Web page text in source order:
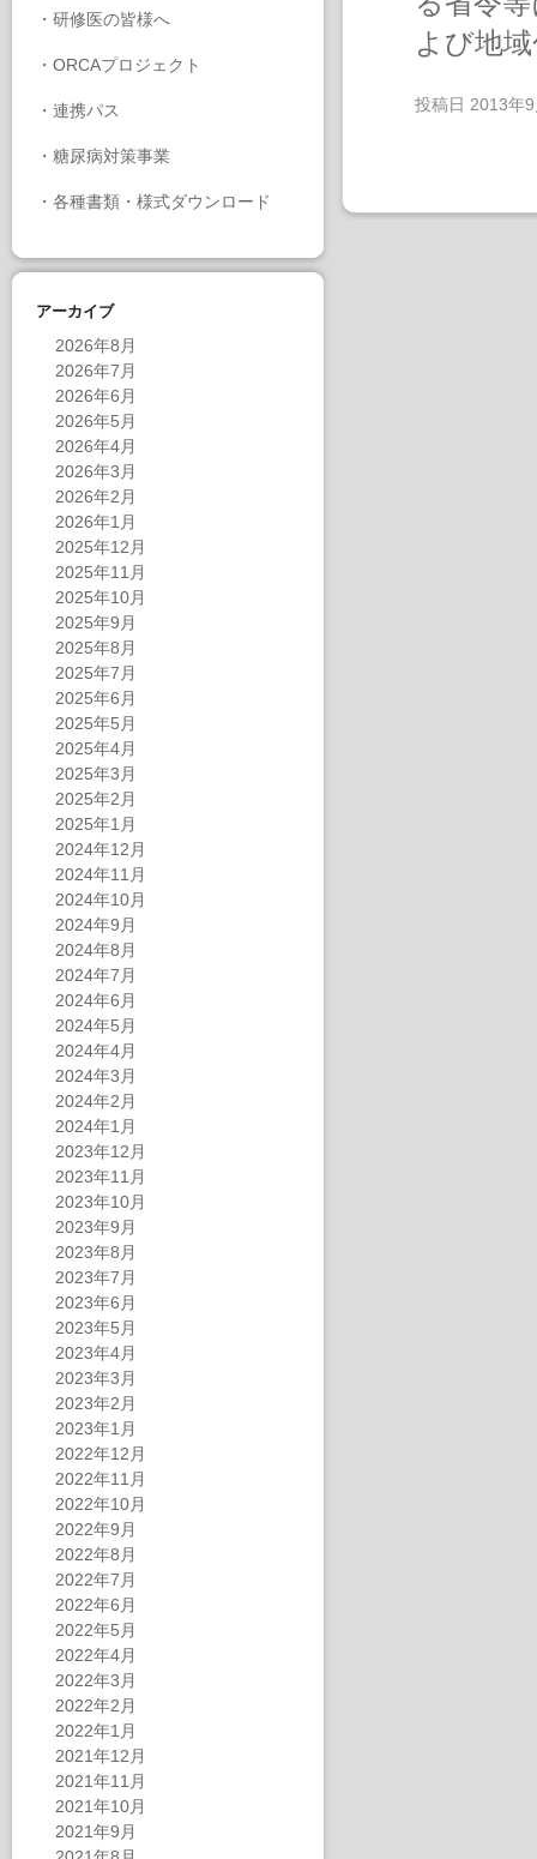
・ 研修医の皆様へ
・ ORCAプロジェクト
・ 連携パス
・ 糖尿病対策事業
・ 各種書類・様式ダウンロード
アーカイブ
2026年8月
2026年7月
2026年6月
2026年5月
2026年4月
2026年3月
2026年2月
2026年1月
2025年12月
2025年11月
2025年10月
2025年9月
2025年8月
2025年7月
2025年6月
2025年5月
2025年4月
2025年3月
2025年2月
2025年1月
2024年12月
2024年11月
2024年10月
2024年9月
2024年8月
2024年7月
2024年6月
2024年5月
2024年4月
2024年3月
2024年2月
2024年1月
2023年12月
2023年11月
2023年10月
2023年9月
2023年8月
2023年7月
2023年6月
2023年5月
2023年4月
2023年3月
2023年2月
2023年1月
2022年12月
2022年11月
2022年10月
2022年9月
2022年8月
2022年7月
2022年6月
2022年5月
2022年4月
2022年3月
2022年2月
2022年1月
2021年12月
2021年11月
2021年10月
2021年9月
よび地
投稿日 2013年